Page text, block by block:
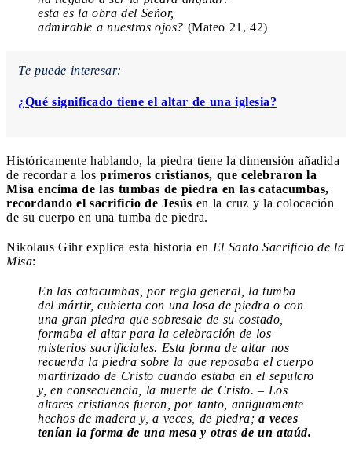
esta es la obra del Señor,
admirable a nuestros ojos? (Mateo 21, 42)
Te puede interesar:
¿Qué significado tiene el altar de una iglesia?
Históricamente hablando, la piedra tiene la dimensión añadida
de recordar a los primeros cristianos, que celebraron la
Misa encima de las tumbas de piedra en las catacumbas,
recordando el sacrificio de Jesús en la cruz y la colocación
de su cuerpo en una tumba de piedra.
Nikolaus Gihr explica esta historia en El Santo Sacrificio de la
Misa:
En las catacumbas, por regla general, la tumba
del mártir, cubierta con una losa de piedra o con
una gran piedra que sobresale de su costado,
formaba el altar para la celebración de los
misterios sacrificiales. Esta forma de altar nos
recuerda la piedra sobre la que reposaba el cuerpo
martirizado de Cristo cuando estaba en el sepulcro
y, en consecuencia, la muerte de Cristo. – Los
altares cristianos fueron, por tanto, antiguamente
hechos de madera y, a veces, de piedra; a veces
tenían la forma de una mesa y otras de un ataúd.